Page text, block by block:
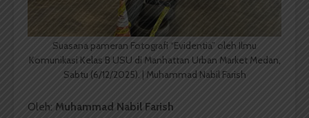
Suasana pameran Fotografi “Evidentia” oleh Ilmu
Komunikasi Kelas B USU di Manhattan Urban Market Medan,
Sabtu (6/12/2025). | Muhammad Nabil Farish
Oleh: Muhammad Nabil Farish